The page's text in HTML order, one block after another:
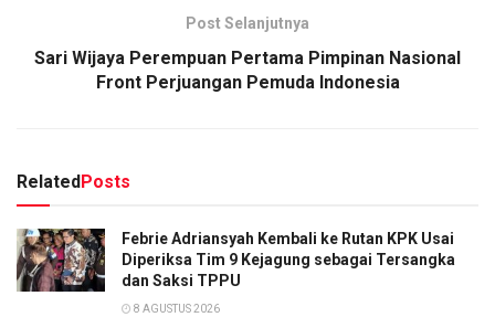
Post Selanjutnya
Sari Wijaya Perempuan Pertama Pimpinan Nasional
Front Perjuangan Pemuda Indonesia
RelatedPosts
Febrie Adriansyah Kembali ke Rutan KPK Usai
Diperiksa Tim 9 Kejagung sebagai Tersangka
dan Saksi TPPU
8 AGUSTUS 2026